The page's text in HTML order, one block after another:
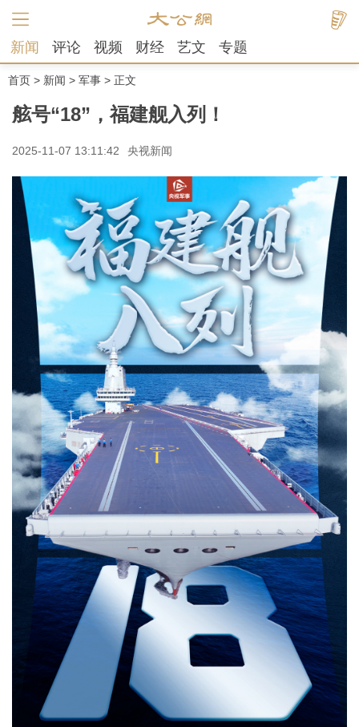
新闻 评论 视频 财经 艺文 专题
首页 > 新闻 > 军事 > 正文
舷号“18”，福建舰入列！
2025-11-07 13:11:42 央视新闻